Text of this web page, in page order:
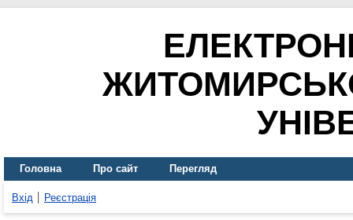
Головна Про сайт Перегляд
Вхід Реєстрація